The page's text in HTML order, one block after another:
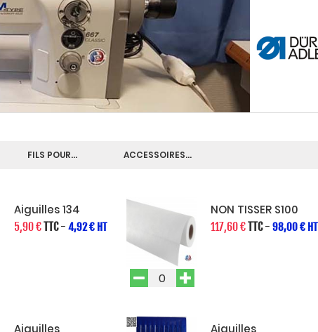
FILS POUR... ACCESSOIRES...
Aiguilles 134
5,90 €TTC- 4,92 € HT
NON TISSER S100
117,60 €TTC- 98,00 € HT